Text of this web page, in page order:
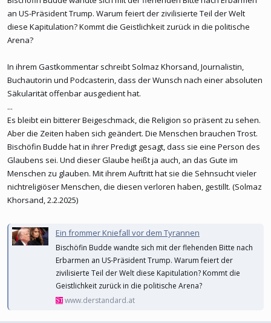
an US-Präsident Trump. Warum feiert der zivilisierte Teil der Welt
diese Kapitulation? Kommt die Geistlichkeit zurück in die politische
Arena?
In ihrem Gastkommentar schreibt Solmaz Khorsand, Journalistin,
Buchautorin und Podcasterin, dass der Wunsch nach einer absoluten
Säkularität offenbar ausgedient hat.
...
Es bleibt ein bitterer Beigeschmack, die Religion so präsent zu sehen.
Aber die Zeiten haben sich geändert. Die Menschen brauchen Trost.
Bischöfin Budde hat in ihrer Predigt gesagt, dass sie eine Person des
Glaubens sei. Und dieser Glaube heißt ja auch, an das Gute im
Menschen zu glauben. Mit ihrem Auftritt hat sie die Sehnsucht vieler
nichtreligiöser Menschen, die diesen verloren haben, gestillt. (Solmaz
Khorsand, 2.2.2025)
Ein frommer Kniefall vor dem Tyrannen
Bischöfin Budde wandte sich mit der flehenden Bitte nach
Erbarmen an US-Präsident Trump. Warum feiert der
zivilisierte Teil der Welt diese Kapitulation? Kommt die
Geistlichkeit zurück in die politische Arena?
www.derstandard.at